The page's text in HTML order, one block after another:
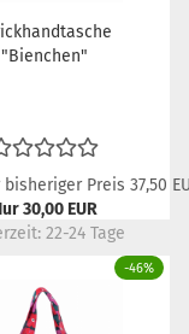
"Bienchen"
bisheriger Preis 37,50
30,00 EUR
22-24 Tage
-46%